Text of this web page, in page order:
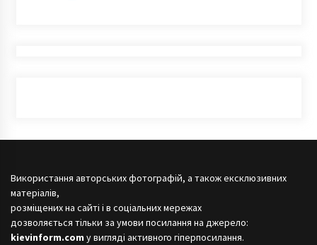
Використання авторських фотографій, а також ексклюзивних
матеріалів,
розміщених на сайті і в соціальних мережах
дозволяється тільки за умови посилання на джерело:
kievinform.com у вигляді активного гіперпосилання.